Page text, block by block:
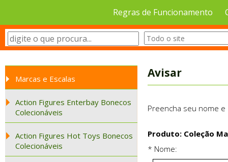
Regras de Funcionamento
Marcas e Escalas
Action Figures Enterbay Bonecos
Colecionáveis
Action Figures Hot Toys Bonecos
Colecionáveis
Avisar
Preencha seu nome
Produto: Coleção
* Nome: